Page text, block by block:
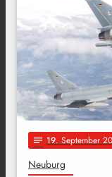
notes 19. September
Neuburg